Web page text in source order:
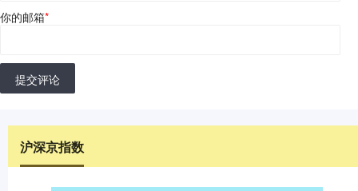
你的邮箱*
提交评论
沪深京指数